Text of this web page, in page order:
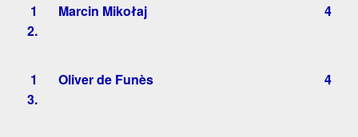
1
2.
Marcin Mikołaj 4
1
3.
Oliver de Funès 4